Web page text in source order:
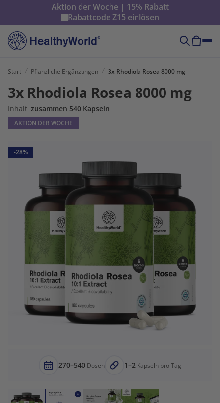
Aktion der Woche | 15% Rabatt
RabattcodeZ15 einlösen
Start Pflanzliche Ergänzungen 3x Rhodiola Rosea 8000 mg
3x Rhodiola Rosea 8000 mg
Inhalt: zusammen 540 Kapseln
AKTION DER WOCHE
-28%
270–540 Dosen 1–2 Kapseln pro Tag